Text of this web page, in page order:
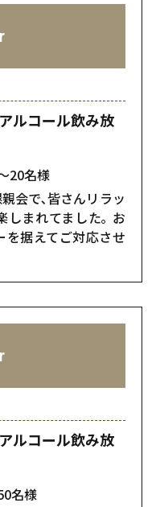
ルコール飲み放
20名様
会で､皆さんリラッ
しまれてました｡ お
据えてご対応させ
ルコール飲み放
名様